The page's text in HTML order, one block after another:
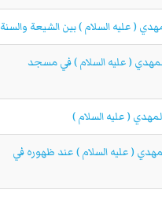
( عليه السلام ) بين الشيعة والسنة
( عليه السلام ) في مسجد
( عليه السلام )
( عليه السلام ) عند ظهوره في